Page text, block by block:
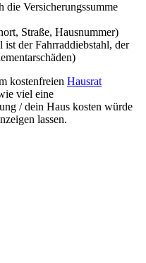
die Versicherungssumme
Straße, Hausnummer)
der Fahrraddiebstahl, der
kostenfreien Hausrat
viel eine
/ dein Haus kosten würde
lassen.